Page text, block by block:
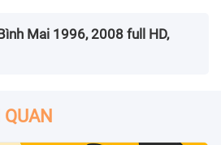
Mai 1996, 2008 full HD,